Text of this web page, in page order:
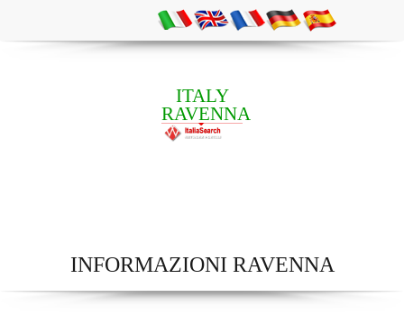
ITALY
RAVENNA
INFORMAZIONI RAVENNA